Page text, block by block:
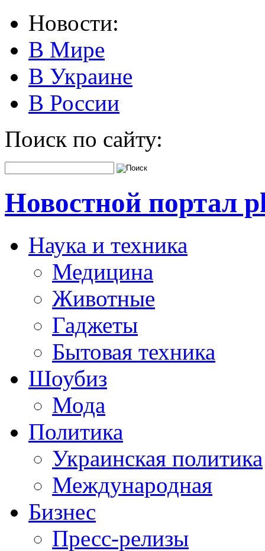
Новости:
В Мире
В Украине
В России
Поиск по сайту:
Новостной портал
Наука и техника
Медицина
Животные
Гаджеты
Бытовая техника
Шоубиз
Мода
Политика
Украинская политика
Международная
Бизнес
Пресс-релизы